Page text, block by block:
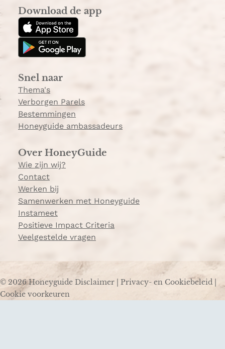
t
a
g
r
m
T
o
k
Download de app
Snel naar
Thema's
Verborgen Parels
Bestemmingen
Honeyguide ambassadeurs
Over HoneyGuide
Wie zijn wij?
Contact
Werken bij
Samenwerken met Honeyguide
Instameet
Positieve Impact Criteria
Veelgestelde vragen
© 2026 Honeyguide Disclaimer Privacy- en Cookiebeleid
Cookie voorkeuren